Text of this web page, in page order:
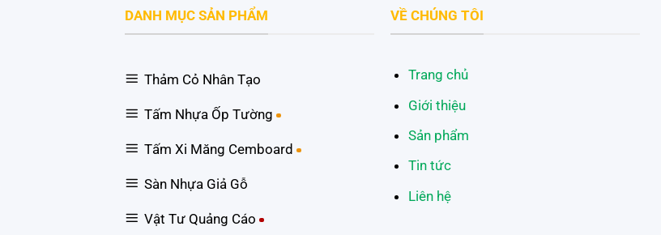
DANH MỤC SẢN PHẨM
Thảm Cỏ Nhân Tạo
Tấm Nhựa Ốp Tường
Tấm Xi Măng Cemboard
Sàn Nhựa Giả Gỗ
Vật Tư Quảng Cáo
VỀ CHÚNG TÔI
Trang chủ
Giới thiệu
Sản phẩm
Tin tức
Liên hệ